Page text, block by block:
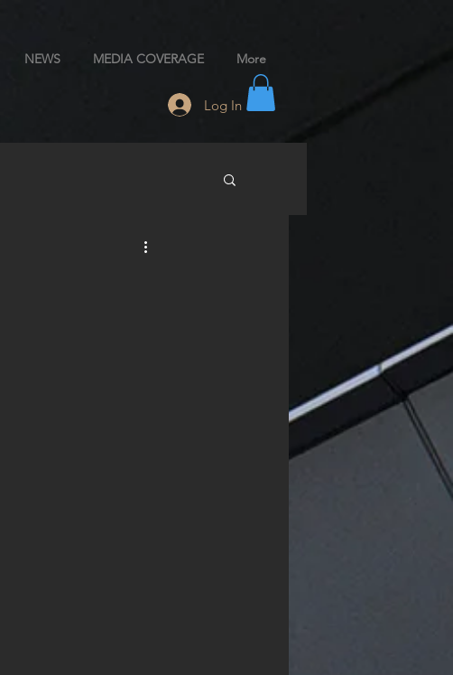
NEWS MEDIA COVERAGE More
Log In